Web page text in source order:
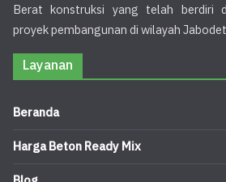
Berat konstruksi yang telah berdiri
proyek pembangunan di wilayah
Layanan
Beranda
Harga Beton Ready Mix